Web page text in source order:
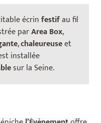
écrinfestifau fil
parAreaBox,
,chaleureuseet
installée
sur la Seine.
pour